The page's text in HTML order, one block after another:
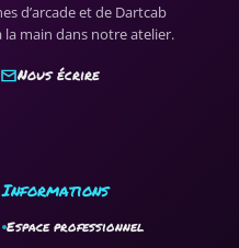
d’arcade et de Dartcab
la main dans notre atelier.
Nous écrire
Informations
Espace professionnel